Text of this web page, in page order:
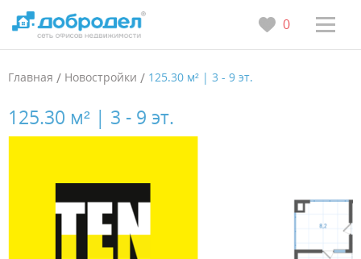
0
Главная / Новостройки / 125.30 м² | 3 - 9 эт.
125.30 м² | 3 - 9 эт.